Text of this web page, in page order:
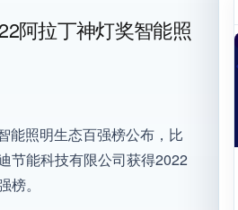
阿拉丁神灯奖智能照
能照明生态百强榜公布，比
能科技有限公司获得2022
。